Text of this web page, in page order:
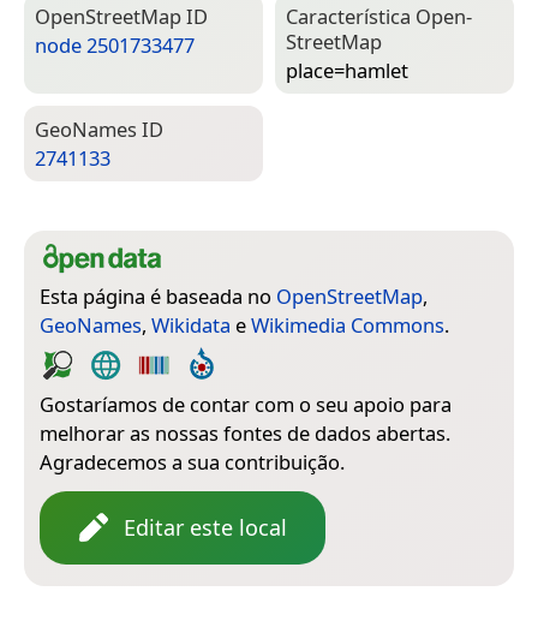
Open­Street­Map ID
node 2501733477
Característica Open­
Street­Map
place=­hamlet
Geo­Names ID
2741133
Esta página é baseada no OpenStreetMap,
GeoNames, Wikidata eWikimedia Commons.
Gostaríamos de contar com o seu apoio para
melhorar as nossas fontes de dados abertas.
Agradecemos a sua contribuição.
Editar este local